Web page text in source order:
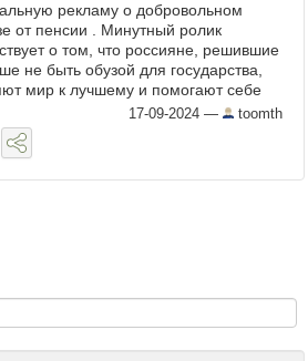
рекламу о добровольном
от пенсии . Минутный ролик
о том, что россияне, решившие
не быть обузой для государства,
мир к лучшему и помогают себе
самостоятельнее, обрести силы и
...
17-09-2024 — toomth